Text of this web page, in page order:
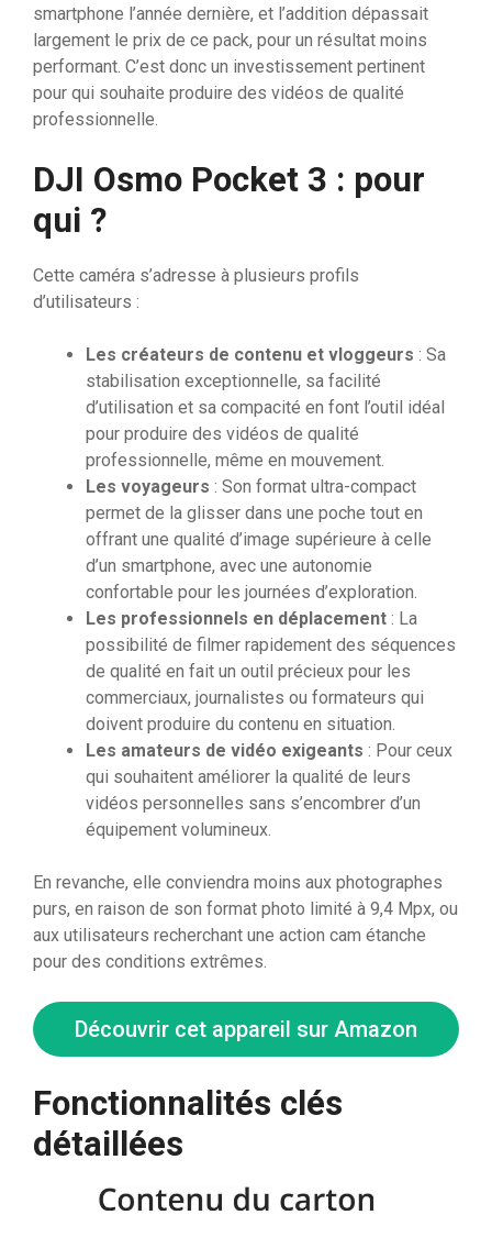
smartphone l’année dernière, et l’addition dépassait
largement le prix de ce pack, pour un résultat moins
performant. C’est donc un investissement pertinent
pour qui souhaite produire des vidéos de qualité
professionnelle.
DJI Osmo Pocket 3 : pour
qui ?
Cette caméra s’adresse à plusieurs profils
d’utilisateurs :
Les créateurs de contenu et vloggeurs : Sa
stabilisation exceptionnelle, sa facilité
d’utilisation et sa compacité en font l’outil idéal
pour produire des vidéos de qualité
professionnelle, même en mouvement.
Les voyageurs : Son format ultra-compact
permet de la glisser dans une poche tout en
offrant une qualité d’image supérieure à celle
d’un smartphone, avec une autonomie
confortable pour les journées d’exploration.
Les professionnels en déplacement : La
possibilité de filmer rapidement des séquences
de qualité en fait un outil précieux pour les
commerciaux, journalistes ou formateurs qui
doivent produire du contenu en situation.
Les amateurs de vidéo exigeants : Pour ceux
qui souhaitent améliorer la qualité de leurs
vidéos personnelles sans s’encombrer d’un
équipement volumineux.
En revanche, elle conviendra moins aux photographes
purs, en raison de son format photo limité à 9,4 Mpx, ou
aux utilisateurs recherchant une action cam étanche
pour des conditions extrêmes.
Découvrir cet appareil sur Amazon
Fonctionnalités clés
détaillées